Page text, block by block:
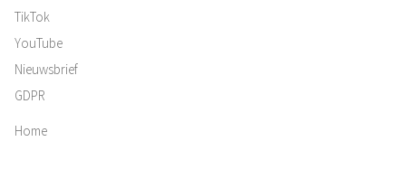
TikTok
YouTube
Nieuwsbrief
GDPR
Home